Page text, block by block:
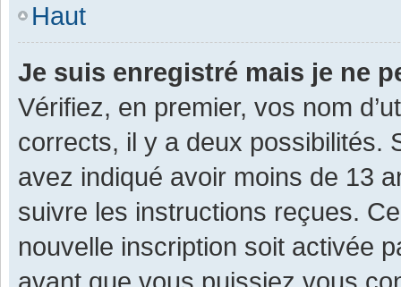
Haut
Je suis enregistré mais je ne
Vérifiez, en premier, vos nom
corrects, il y a deux possibilités.
avez indiqué avoir moins de 13
suivre les instructions reçues.
nouvelle inscription soit activée